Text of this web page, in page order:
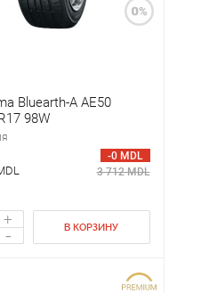
Bluearth-A AE50
98W
-0 MDL
3 712 MDL
+
- В КОРЗИНУ